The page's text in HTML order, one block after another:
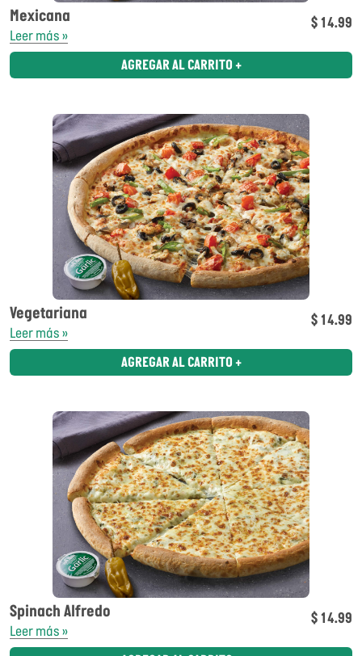
Mexicana
Leer más »
$ 14.99
AGREGAR AL CARRITO +
Vegetariana
Leer más »
$ 14.99
AGREGAR AL CARRITO +
Spinach Alfredo
Leer más »
$ 14.99